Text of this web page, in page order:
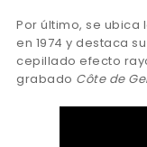
Por último, se ubica
en 1974 y destaca
cepillado efecto
grabado Côte de